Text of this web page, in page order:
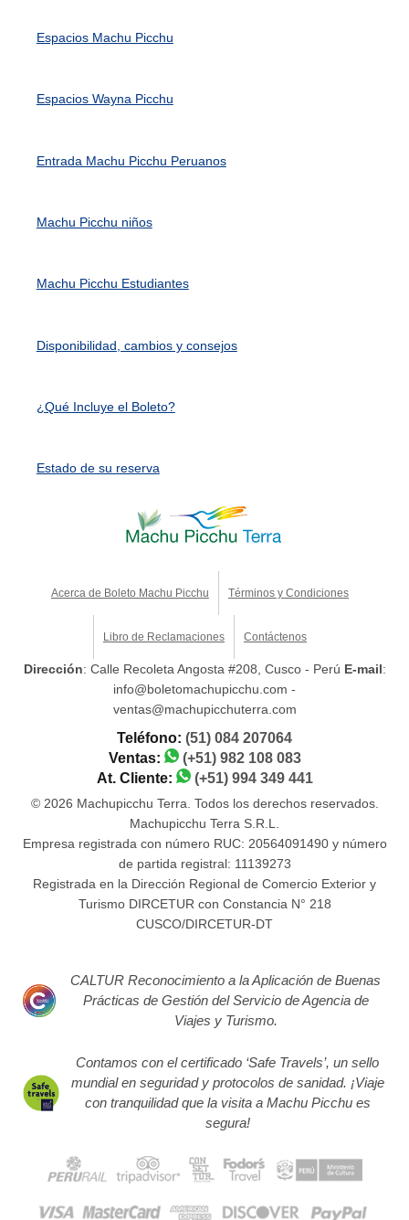
Espacios Machu Picchu
Espacios Wayna Picchu
Entrada Machu Picchu Peruanos
Machu Picchu niños
Machu Picchu Estudiantes
Disponibilidad, cambios y consejos
¿Qué Incluye el Boleto?
Estado de su reserva
Acerca de Boleto Machu Picchu Términos y Condiciones
Libro de Reclamaciones Contáctenos
Dirección: Calle Recoleta Angosta #208, Cusco - Perú E-mail:
info@boletomachupicchu.com -
ventas@machupicchuterra.com
Teléfono: (51) 084 207064
Ventas:
(+51) 982 108 083
At. Cliente:
(+51) 994 349 441
© 2026 Machupicchu Terra. Todos los derechos reservados.
Machupicchu Terra S.R.L.
Empresa registrada con número RUC: 20564091490 y número
de partida registral: 11139273
Registrada en la Dirección Regional de Comercio Exterior y
Turismo DIRCETUR con Constancia N° 218
CUSCO/DIRCETUR-DT
CALTUR Reconocimiento a la Aplicación de Buenas
Prácticas de Gestión del Servicio de Agencia de
Viajes y Turismo.
Contamos con el certificado ‘Safe Travels’, un sello
mundial en seguridad y protocolos de sanidad. ¡Viaje
con tranquilidad que la visita a Machu Picchu es
segura!